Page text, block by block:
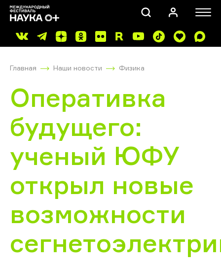
Главная Наши новости Физика
Оперативка
будущего:
ученый ЮФУ
открыл новые
возможности